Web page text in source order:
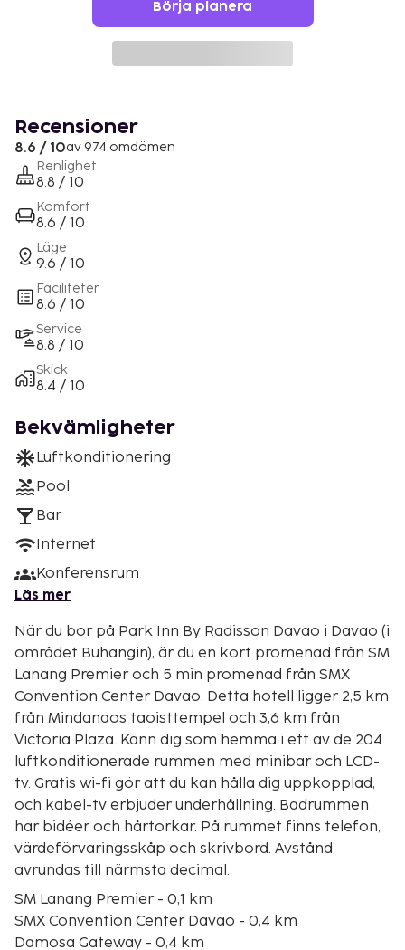
Börja planera
Recensioner
8.6 / 10av 974 omdömen
Renlighet
8.8 / 10
Komfort
8.6 / 10
Läge
9.6 / 10
Faciliteter
8.6 / 10
Service
8.8 / 10
Skick
8.4 / 10
Bekvämligheter
Luftkonditionering
Pool
Bar
Internet
Konferensrum
Läs mer
När du bor på Park Inn By Radisson Davao i Davao (i
området Buhangin), är du en kort promenad från SM
Lanang Premier och 5 min promenad från SMX
Convention Center Davao. Detta hotell ligger 2,5 km
från Mindanaos taoisttempel och 3,6 km från
Victoria Plaza. Känn dig som hemma i ett av de 204
luftkonditionerade rummen med minibar och LCD-
tv. Gratis wi-fi gör att du kan hålla dig uppkopplad,
och kabel-tv erbjuder underhållning. Badrummen
har bidéer och hårtorkar. På rummet finns telefon,
värdeförvaringsskåp och skrivbord. Avstånd
avrundas till närmsta decimal.
SM Lanang Premier - 0,1 km
SMX Convention Center Davao - 0,4 km
Damosa Gateway - 0,4 km